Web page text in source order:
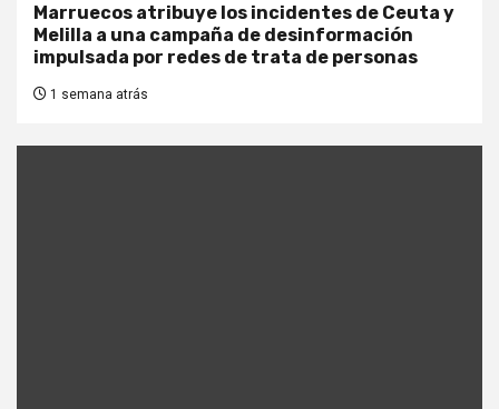
Marruecos atribuye los incidentes de Ceuta y
Melilla a una campaña de desinformación
impulsada por redes de trata de personas
1 semana atrás